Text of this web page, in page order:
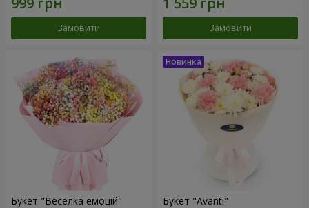
Замовити Замовити
Букет "Веселка емоцій" Букет "Avanti"